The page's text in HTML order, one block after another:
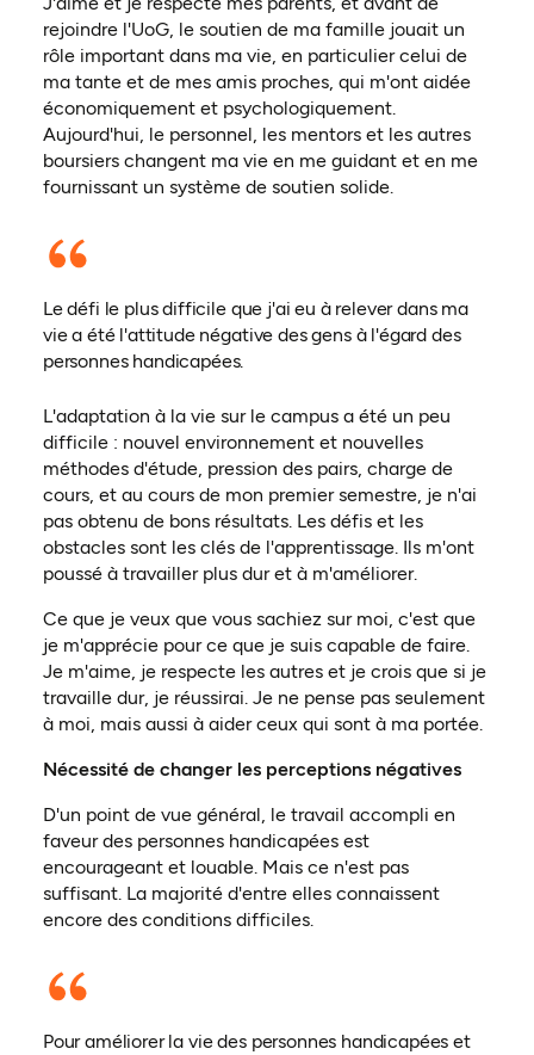
rejoindre l'UoG, le soutien de ma famille jouait un
rôle important dans ma vie, en particulier celui de
ma tante et de mes amis proches, qui m'ont aidée
économiquement et psychologiquement.
Aujourd'hui, le personnel, les mentors et les autres
boursiers changent ma vie en me guidant et en me
fournissant un système de soutien solide.
Le défi le plus difficile que j'ai eu à relever dans ma
vie a été l'attitude négative des gens à l'égard des
personnes handicapées.
L'adaptation à la vie sur le campus a été un peu
difficile : nouvel environnement et nouvelles
méthodes d'étude, pression des pairs, charge de
cours, et au cours de mon premier semestre, je n'ai
pas obtenu de bons résultats. Les défis et les
obstacles sont les clés de l'apprentissage. Ils m'ont
poussé à travailler plus dur et à m'améliorer.
Ce que je veux que vous sachiez sur moi, c'est que
je m'apprécie pour ce que je suis capable de faire.
Je m'aime, je respecte les autres et je crois que si je
travaille dur, je réussirai. Je ne pense pas seulement
à moi, mais aussi à aider ceux qui sont à ma portée.
Nécessité de changer les perceptions négatives
D'un point de vue général, le travail accompli en
faveur des personnes handicapées est
encourageant et louable. Mais ce n'est pas
suffisant. La majorité d'entre elles connaissent
encore des conditions difficiles.
Pour améliorer la vie des personnes handicapées et